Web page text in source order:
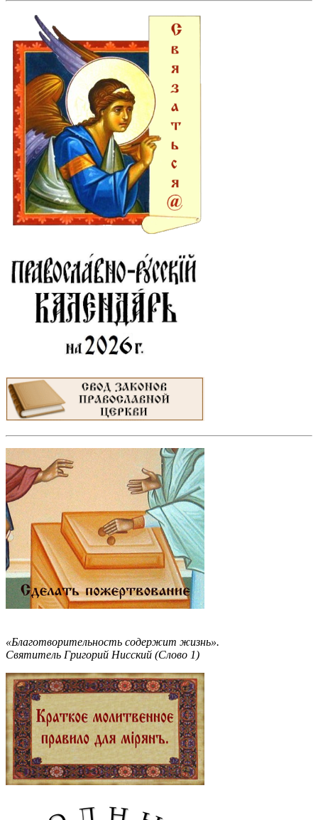
«Благотворительность содержит жизнь».
Святитель Григорий Нисский (Слово 1)